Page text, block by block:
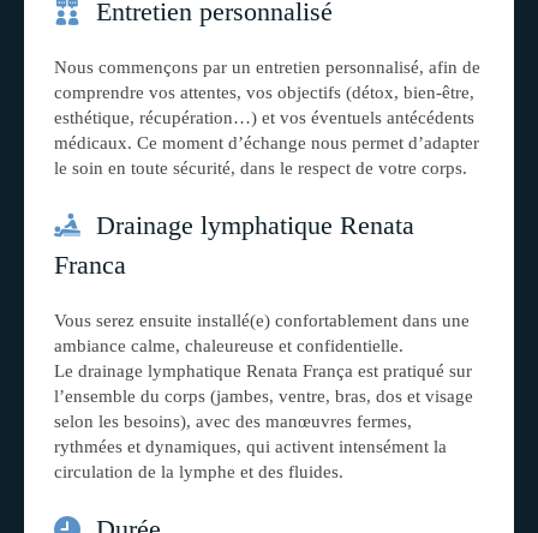
Entretien personnalisé
Nous commençons par un entretien personnalisé, afin de
comprendre vos attentes, vos objectifs (détox, bien-être,
esthétique, récupération…) et vos éventuels antécédents
médicaux. Ce moment d’échange nous permet d’adapter
le soin en toute sécurité, dans le respect de votre corps.
Drainage lymphatique Renata
Franca
Vous serez ensuite installé(e) confortablement dans une
ambiance calme, chaleureuse et confidentielle.
Le drainage lymphatique Renata França est pratiqué sur
l’ensemble du corps (jambes, ventre, bras, dos et visage
selon les besoins), avec des manœuvres fermes,
rythmées et dynamiques, qui activent intensément la
circulation de la lymphe et des fluides.